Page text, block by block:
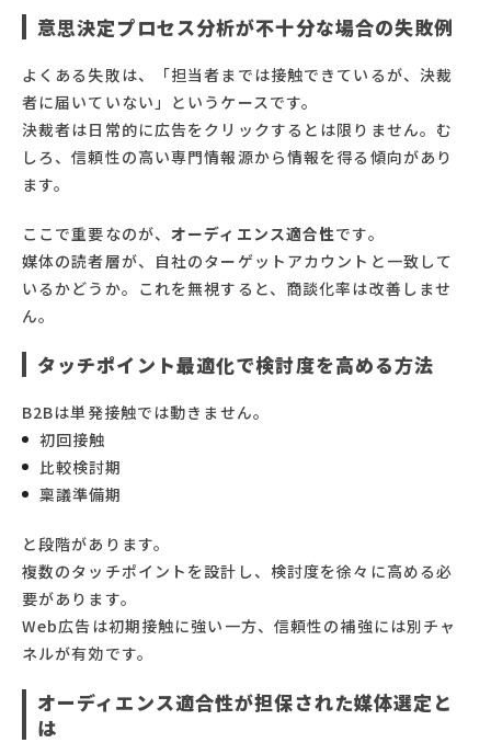
意思決定プロセス分析が不十分な場合の失敗例
よくある失敗は、「担当者までは接触できているが、決裁
者に届いていない」というケースです。
決裁者は日常的に広告をクリックするとは限りません。む
しろ、信頼性の高い専門情報源から情報を得る傾向があり
ます。
ここで重要なのが、オーディエンス適合性です。
媒体の読者層が、自社のターゲットアカウントと一致して
いるかどうか。これを無視すると、商談化率は改善しませ
ん。
タッチポイント最適化で検討度を高める方法
B2Bは単発接触では動きません。
初回接触
比較検討期
稟議準備期
と段階があります。
複数のタッチポイントを設計し、検討度を徐々に高める必
要があります。
Web広告は初期接触に強い一方、信頼性の補強には別チャ
ネルが有効です。
オーディエンス適合性が担保された媒体選定と
は